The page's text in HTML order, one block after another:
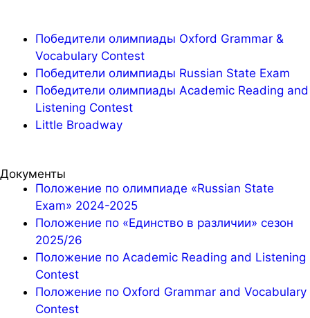
Победители олимпиады Oxford Grammar &
Vocabulary Contest
Победители олимпиады Russian State Exam
Победители олимпиады Academic Reading and
Listening Contest
Little Broadway
Документы
Положение по олимпиаде «Russian State
Exam» 2024-2025
Положение по «Единство в различии» сезон
2025/26
Положение по Academic Reading and Listening
Contest
Положение по Oxford Grammar and Vocabulary
Contest